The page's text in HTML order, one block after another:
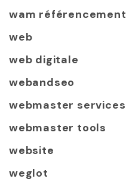
wam référencement
web
web digitale
webandseo
webmaster services
webmaster tools
website
weglot